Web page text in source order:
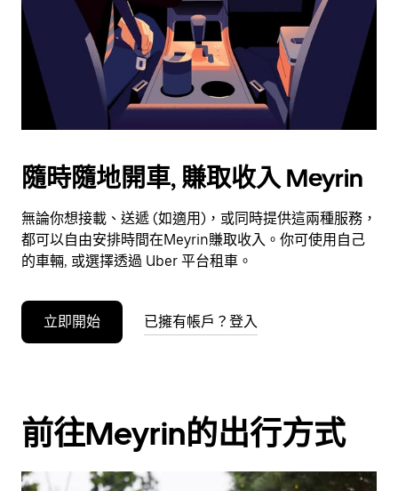
擇
日
期。
即
關
閉
日
隨時隨地開車, 賺取收入 Meyrin
無論你想接載、送遞 (如適用)，或同時提供這兩種服務，
都可以自由安排時間在Meyrin賺取收入。你可使用自己
的車輛, 或選擇透過 Uber 平台租車。
立即開始 已擁有帳戶？登入
前往Meyrin的出行方式